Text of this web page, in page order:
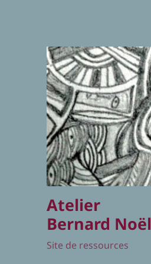
Atelier
Bernard Noël
Site de ressources